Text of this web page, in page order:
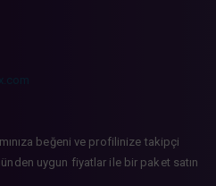
beğeni ve profilinize takipçi
uygun fiyatlar ile bir paket satın